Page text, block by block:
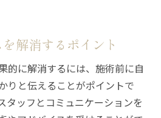
解消するポイント
的に解消するには、施術前に自
りと伝えることがポイントで
タッフとコミュニケーションを